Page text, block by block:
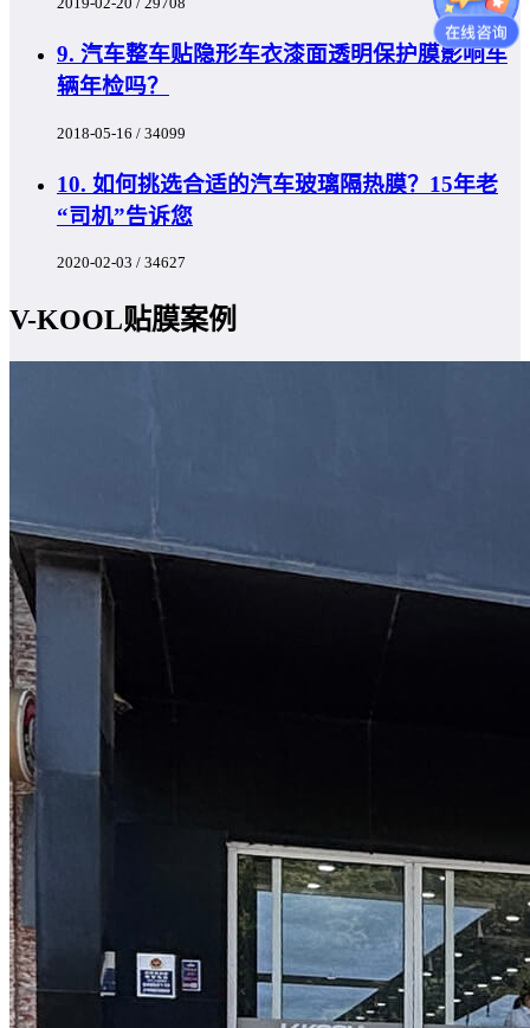
9. 汽车整车贴隐形车衣漆面透明保护膜影响车
辆年检吗？
2018-05-16 / 34099
10. 如何挑选合适的汽车玻璃隔热膜？15年老
“司机”告诉您
2020-02-03 / 34627
V-KOOL贴膜案例